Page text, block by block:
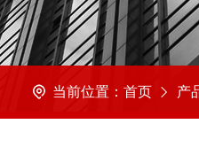
当前位置： 首页 产